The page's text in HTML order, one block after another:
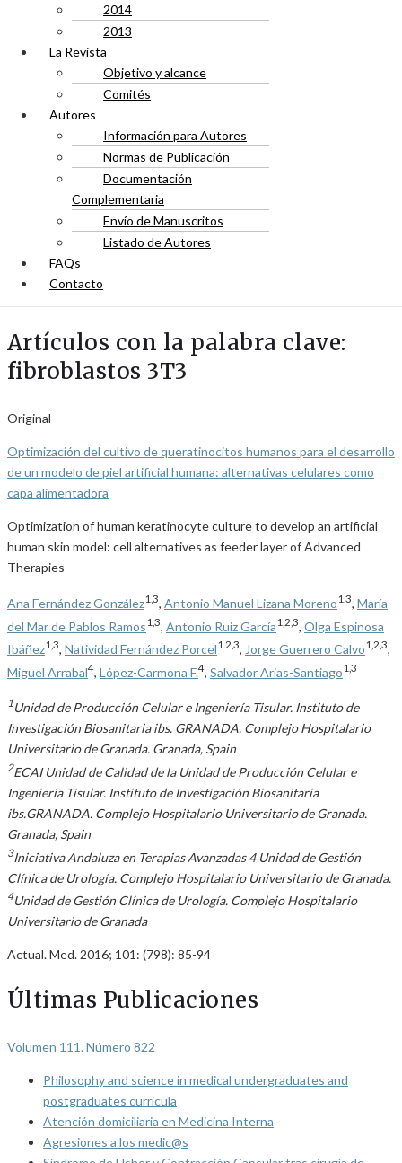
2014
2013
La Revista
Objetivo y alcance
Comités
Autores
Información para Autores
Normas de Publicación
Documentación
Complementaria
Envío de Manuscritos
Listado de Autores
FAQs
Contacto
Artículos con la palabra clave:
fibroblastos 3T3
Original
Optimización del cultivo de queratinocitos humanos para el desarrollo
de un modelo de piel artificial humana: alternativas celulares como
capa alimentadora
Optimization of human keratinocyte culture to develop an artificial
human skin model: cell alternatives as feeder layer of Advanced
Therapies
Ana Fernández González1,3, Antonio Manuel Lizana Moreno1,3, María
del Mar de Pablos Ramos1,3 Antonio Ruiz García1,2,3 Olga Espinosa
Ibáñez1,3, Natividad Fernández Porcel1.2,3, Jorge Guerrero Calvo1,2,3,
Miguel Arrabal4, López-Carmona F.4, Salvador Arias-Santiago1,3
1Unidad de Producción Celular e Ingeniería Tisular. Instituto de
Investigación Biosanitaria ibs. GRANADA. Complejo Hospitalario
Universitario de Granada. Granada, Spain
2ECAI Unidad de Calidad de la Unidad de Producción Celular e
Ingeniería Tisular. Instituto de Investigación Biosanitaria
ibs.GRANADA. Complejo Hospitalario Universitario de Granada.
Granada, Spain
3Iniciativa Andaluza en Terapias Avanzadas 4 Unidad de Gestión
Clínica de Urología. Complejo Hospitalario Universitario de Granada.
4Unidad de Gestión Clínica de Urología. Complejo Hospitalario
Universitario de Granada
Actual. Med. 2016; 101: (798): 85-94
Últimas Publicaciones
Volumen 111. Número 822
Philosophy and science in medical undergraduates and
postgraduates curricula
Atención domiciliaria en Medicina Interna
Agresiones a los medic@s